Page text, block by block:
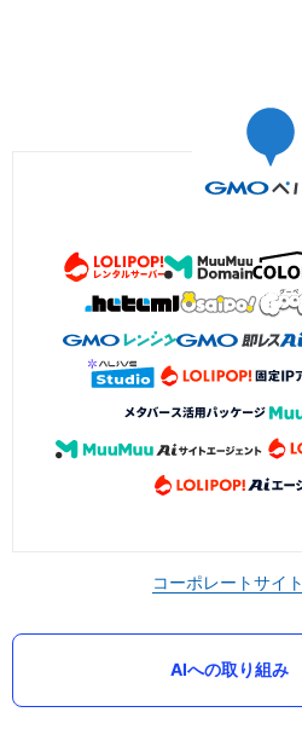
コーポレートサイト
AIへの取り組み